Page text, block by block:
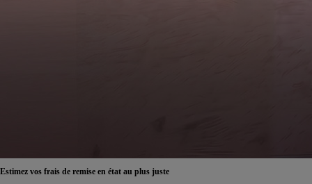
Réservez en ligne votre occasion pour 1€ seulement